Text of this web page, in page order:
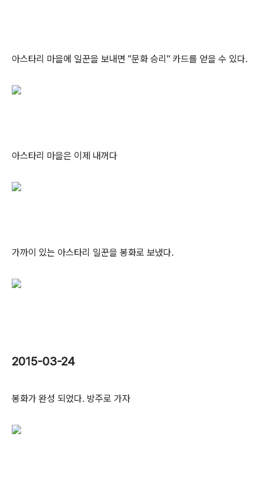
아스타리 마을에 일꾼을 보내면 "문화 승리" 카드를 얻을 수 있다.
아스타리 마을은 이제 내꺼다
가까이 있는 아스타리 일꾼을 봉화로 보냈다.
2015-03-24
봉화가 완성 되었다. 방주로 가자